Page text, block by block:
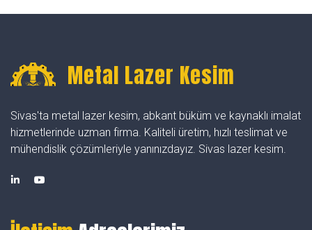
Metal Lazer Kesim
Sivas'ta metal lazer kesim, abkant büküm ve kaynaklı imalat
hizmetlerinde uzman firma. Kaliteli üretim, hızlı teslimat ve
mühendislik çözümleriyle yanınızdayız. Sivas lazer kesim.